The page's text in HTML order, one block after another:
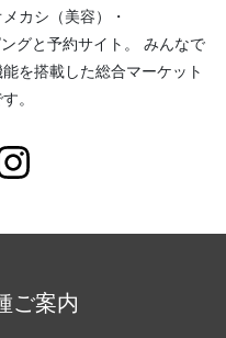
メカシ（美容）
・
グと予約サイト。
みんなで
能を搭載した総合マーケット
。
ご案内